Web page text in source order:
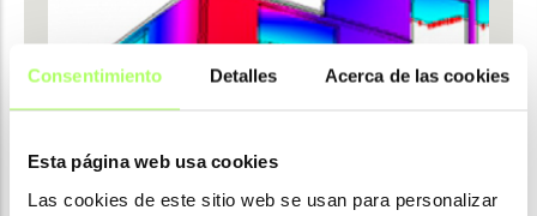
Consentimiento Detalles Acerca de las cookies
Esta página web usa cookies
Las cookies de este sitio web se usan para personalizar